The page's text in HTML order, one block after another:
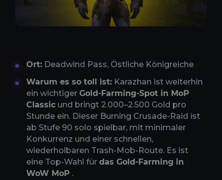
Ort: Deadwind Pass, Östliche Königreiche
Warum es so toll ist: Karazhan ist weiterhin
ein wichtiger Gold-Farming-Spot in MoP
Classic und bringt 2.000–2.500 Gold pro
Stunde ein. Dieser Burning Crusade-Raid ist
ab Stufe 90 solo spielbar, mit minimaler
Konkurrenz und einer schnellen,
wiederholbaren Trash-Mob-Route. Es ist
eine Top-Wahl für das Gold-Farming in
WoW MoP .